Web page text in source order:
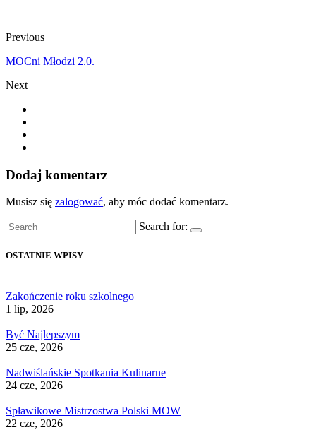
Previous
MOCni Młodzi 2.0.
Next
Dodaj komentarz
Musisz się zalogować, aby móc dodać komentarz.
Search for:
OSTATNIE WPISY
Zakończenie roku szkolnego
1 lip, 2026
Być Najlepszym
25 cze, 2026
Nadwiślańskie Spotkania Kulinarne
24 cze, 2026
Spławikowe Mistrzostwa Polski MOW
22 cze, 2026